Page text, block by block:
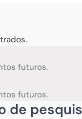
futuros.
futuros.
de